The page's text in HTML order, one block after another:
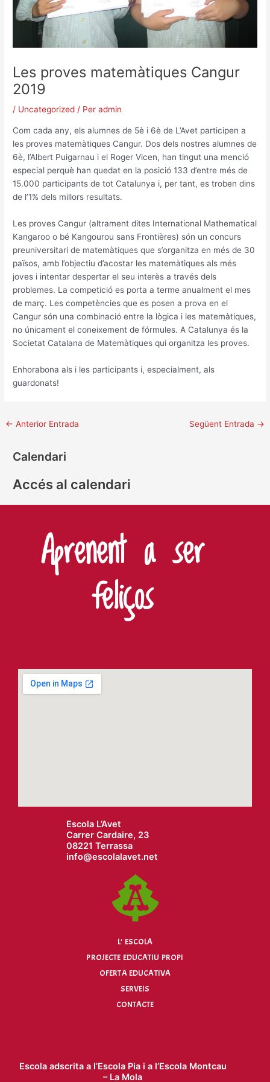
Les proves matemàtiques Cangur
2019
/ Uncategorized / Per admin
Com cada any, els alumnes de 5è i 6è de L’Avet participen a
les proves matemàtiques Cangur. Dos dels nostres alumnes de
6è, l’Albert Puigarnau i el Roger Vicen, han tingut una menció
especial perquè han quedat en la posició 133 d’entre més de
15.000 participants de tot Catalunya i, per tant, es troben dins
de l’1% dels millors resultats.
Les proves Cangur (altrament dites International Mathematical
Kangaroo o bé Kangourou sans Frontières) són un concurs
preuniversitari de matemàtiques que s’organitza en més de 30
països, amb l’objectiu d’acostar les matemàtiques als més
joves i intentar despertar el seu interès a través dels
problemes. La competició es porta a terme anualment el mes
de març. Les competències que es posen a prova en el
Cangur són una combinació entre la lògica i les matemàtiques,
no únicament el coneixement de fórmules. A Catalunya és la
Societat Catalana de Matemàtiques qui organitza les proves.
Enhorabona als i les participants i, especialment, als
guardonats!
← Anterior Entrada Següent Entrada →
Calendari
Accés al calendari
Aprenent a ser
feliços
Escola L’Avet
Carrer Cardaire, 23
08221 Terrassa
info@escolalavet.net
L’ ESCOLA
PROJECTE EDUCATIU PROPI
OFERTA EDUCATIVA
SERVEIS
CONTACTE
Escola adscrita a l’Escola Piai a l’Escola Montcau
– La Mola